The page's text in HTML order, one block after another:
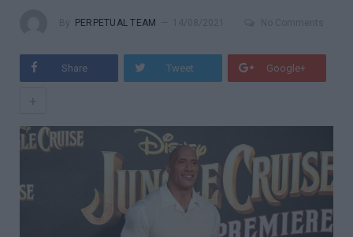
PERPETUAL TEAM
Share Tweet Google+